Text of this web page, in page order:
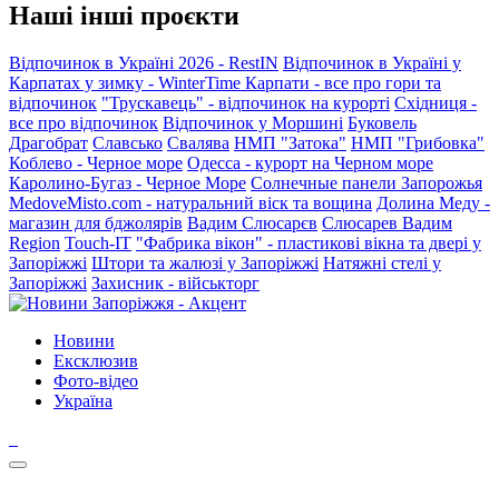
Наші інші проєкти
Відпочинок в Україні 2026 - RestIN Відпочинок в Україні у
Карпатах у зимку - WinterTime Карпати - все про гори та
відпочинок "Трускавець" - відпочинок на курорті Східниця -
все про відпочинок Відпочинок у Моршині Буковель
Драгобрат Славсько Свалява НМП "Затока" НМП "Грибовка"
Коблево - Черное море Одесса - курорт на Черном море
Каролино-Бугаз - Черное Море Солнечные панели Запорожья
MedoveMisto.com - натуральний віск та вощина Долина Меду -
магазин для бджолярів Вадим Слюсарєв Слюсарев Вадим
Region Touch-IT "Фабрика вікон" - пластикові вікна та двері у
Запоріжжі Штори та жалюзі у Запоріжжі Натяжні стелі у
Запоріжжі Захисник - військторг
Новини
Ексклюзив
Фото-відео
Україна